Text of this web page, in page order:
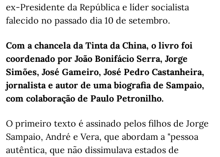
ex-Presidente da República e líder socialista
falecido no passado dia 10 de setembro.
Com a chancela da Tinta da China, o livro foi
coordenado por João Bonifácio Serra, Jorge
Simões, José Gameiro, José Pedro Castanheira,
jornalista e autor de uma biografia de Sampaio,
com colaboração de Paulo Petronilho.
O primeiro texto é assinado pelos filhos de Jorge
Sampaio, André e Vera, que abordam a "pessoa
autêntica, que não dissimulava estados de